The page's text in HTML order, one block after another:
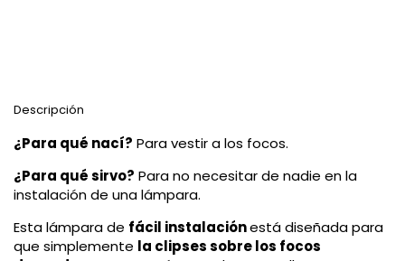
Descripción
¿Para qué nací? Para vestir a los focos.
¿Para qué sirvo? Para no necesitar de nadie en la
instalación de una lámpara.
Esta lámpara de fácil instalaciónestá diseñada para
que simplemente la clipses sobre los focos